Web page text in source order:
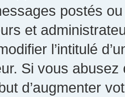
postés
et
l’intitulé
Si vous
d’augmenter